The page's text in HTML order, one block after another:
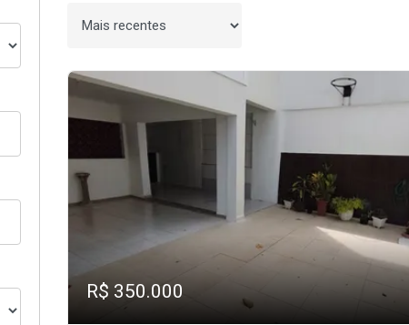
Ordenar por
R$ 350.000